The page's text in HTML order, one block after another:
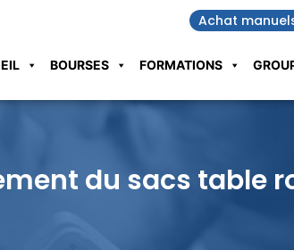
Achat
BOURSES FORMATIONS
du sacs table